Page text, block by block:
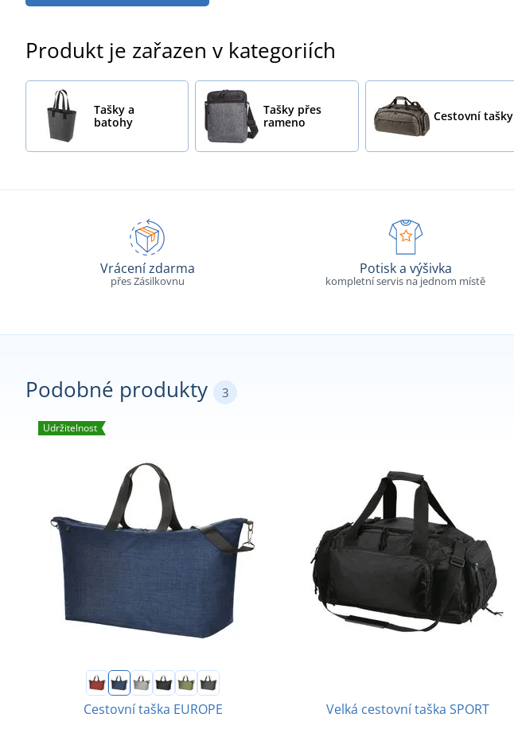
Produkt je zařazen v kategoriích
Tašky a
batohy
Tašky přes
rameno
Cestovní tašky
Vrácení zdarma
přes Zásilkovnu
Potisk a výšivka
kompletní servis na jednom místě
Podobné produkty 3
Udržitelnost
Cestovní taška EUROPE Velká cestovní taška SPORT